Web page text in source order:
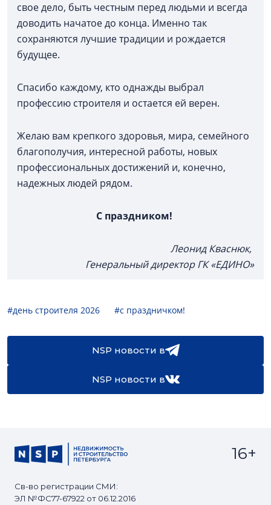
свое дело, быть честным перед людьми и всегда
доводить начатое до конца. Именно так
сохраняются лучшие традиции и рождается
будущее.
Спасибо каждому, кто однажды выбрал
профессию строителя и остается ей верен.
Желаю вам крепкого здоровья, мира, семейного
благополучия, интересной работы, новых
профессиональных достижений и, конечно,
надежных людей рядом.
С праздником!
Леонид Кваснюк,
Генеральный директор ГК «ЕДИНО»
#день строителя 2026 #с праздничком!
NSP новости в
NSP новости в
Св-во регистрации СМИ:
ЭЛ №ФС77-67922 от 06.12.2016
16+